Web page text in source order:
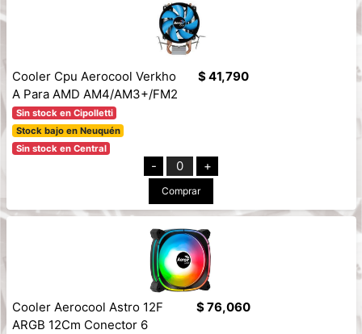
Cooler Cpu Aerocool Verkho
A Para AMD AM4/AM3+/FM2
Sin stock en Cipolletti
Stock bajo en Neuquén
Sin stock en Central
$ 41,790
- 0 +
Comprar
Cooler Aerocool Astro 12F
ARGB 12Cm Conector 6
$ 76,060